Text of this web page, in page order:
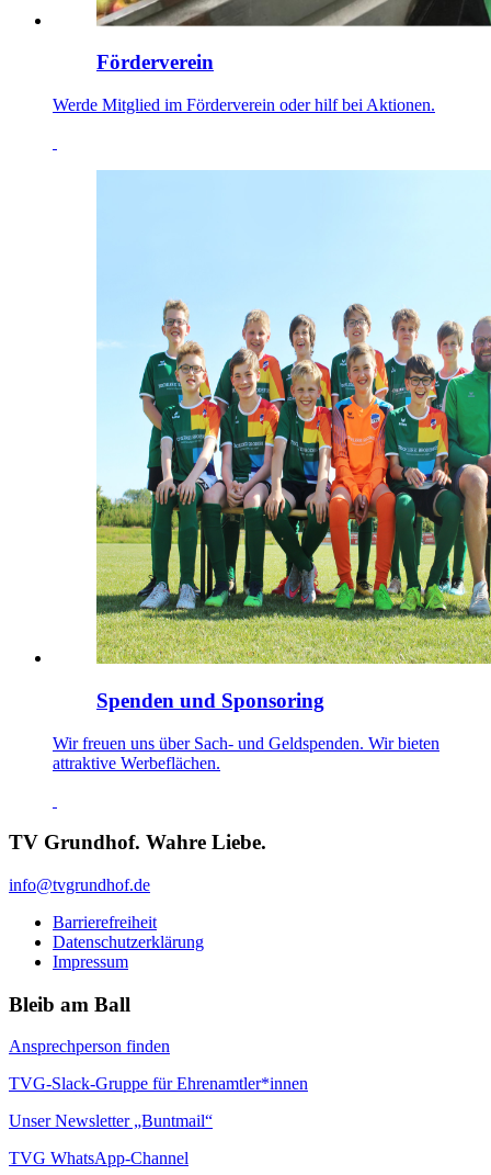
Förderverein
Werde Mitglied im Förderverein oder hilf bei Aktionen.
Spenden und Sponsoring
Wir freuen uns über Sach- und Geldspenden. Wir bieten
attraktive Werbeflächen.
TV Grundhof. Wahre Liebe.
info@tvgrundhof.de
Barrierefreiheit
Datenschutzerklärung
Impressum
Bleib am Ball
Ansprechperson finden
TVG-Slack-Gruppe für Ehrenamtler*innen
Unser Newsletter „Buntmail“
TVG WhatsApp-Channel